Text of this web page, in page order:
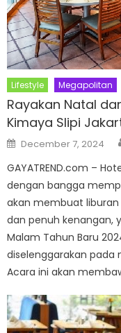
Lifestyle Megapolitan
Rayakan Natal
Kimaya Slipi
Posted
on
December 7, 2024
GAYATREND.com –
dengan bangga
akan membuat
dan penuh kenangan,
Malam Tahun Baru
diselenggarakan pada
Acara ini akan